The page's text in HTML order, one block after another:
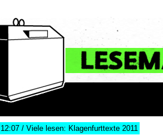
/ Viele lesen: Klagenfurttexte 2011